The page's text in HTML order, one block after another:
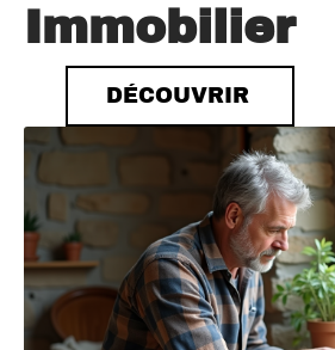
Immobilier
DÉCOUVRIR